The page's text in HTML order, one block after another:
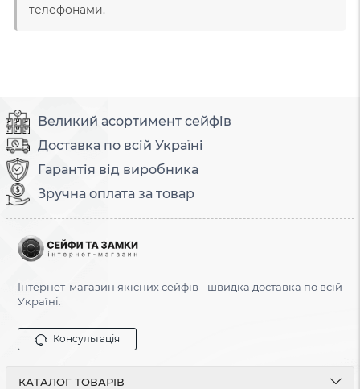
телефонами.
Великий асортимент сейфів
Доставка по всій Україні
Гарантія від виробника
Зручна оплата за товар
Інтернет-магазин якісних сейфів - швидка доставка по всій
Україні.
Консультація
КАТАЛОГ ТОВАРІВ